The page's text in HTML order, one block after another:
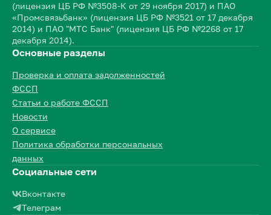
(лицензия ЦБ РФ №3508-К от 29 ноября 2017) и ПАО
«Промсвязьбанк» (лицензия ЦБ РФ №3521 от 17 декабря
2014) и ПАО "МТС Банк" (лицензия ЦБ РФ №2268 от 17
декабря 2014).
Основные разделы
Проверка и оплата задолженностей
ФССП
Статьи о работе ФССП
Новости
О сервисе
Политика обработки персональных
данных
Социальные сети
Вконтакте
Телеграм